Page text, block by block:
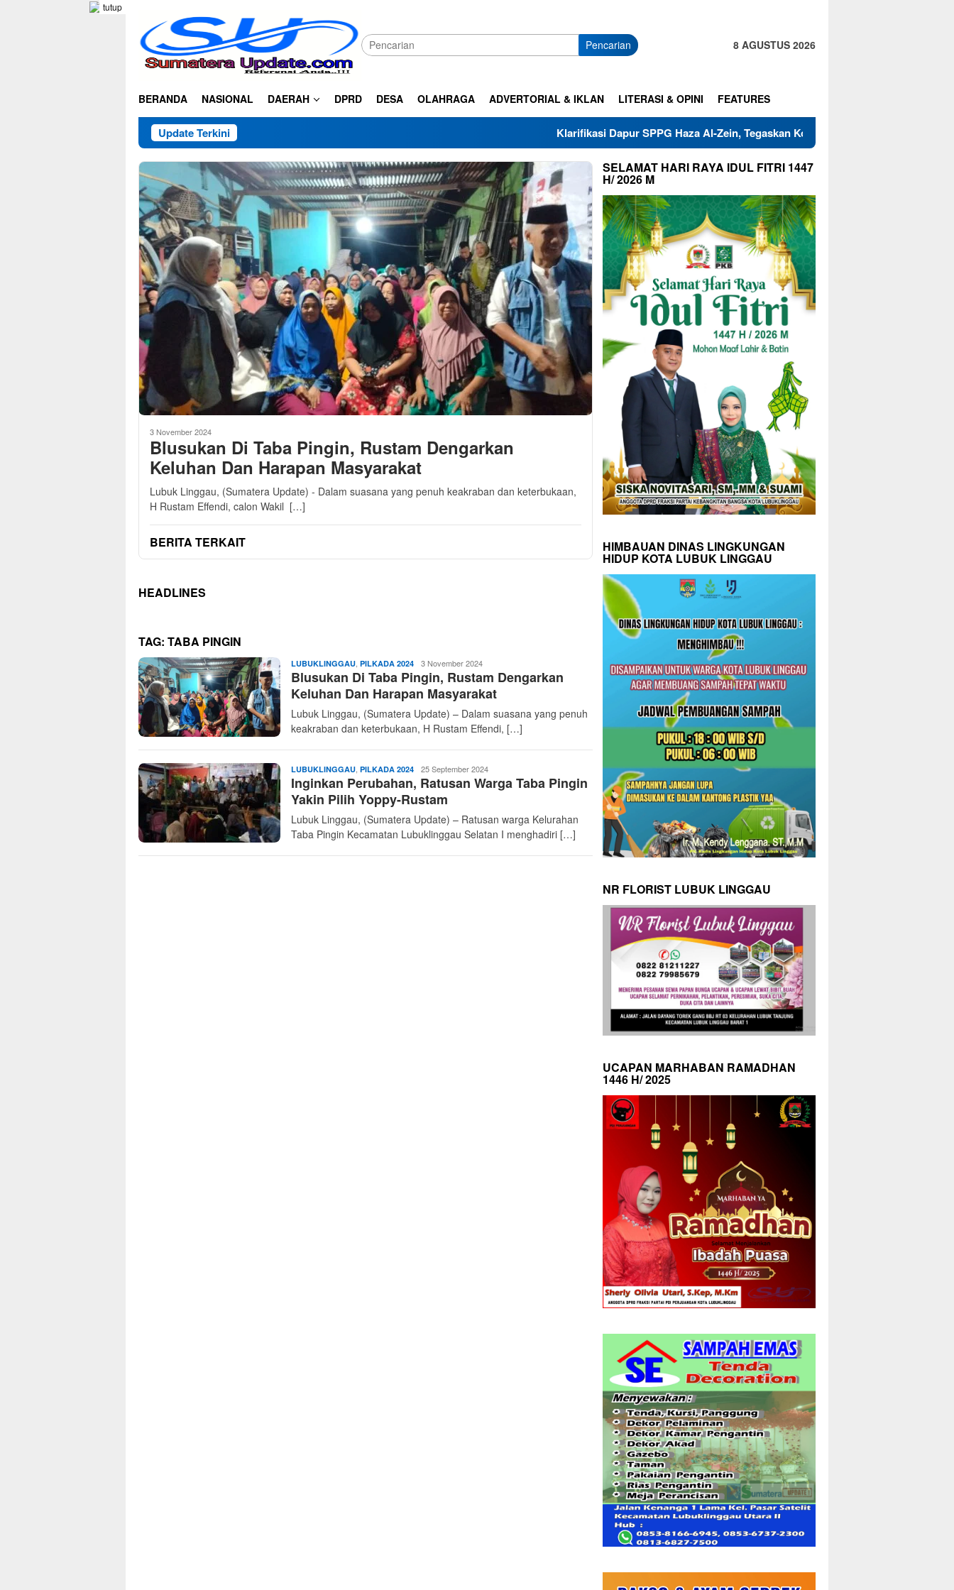
konten
tutup
Pencarian 8 AGUSTUS 2026
BERANDA NASIONAL DAERAH DPRD DESA OLAHRAGA ADVERTORIAL & IKLAN LITERASI & OPINI FEATURES
Update Terkini Klarifikasi Dapur SPPG Haza Al-Zein, Tegaskan Komitmen Jaga Mutu Makanan
3 November 2024
Blusukan Di Taba Pingin, Rustam Dengarkan
Keluhan Dan Harapan Masyarakat
Lubuk Linggau, (Sumatera Update) - Dalam suasana yang penuh keakraban dan keterbukaan,
H Rustam Effendi, calon Wakil […]
BERITA TERKAIT
HEADLINES
TAG: TABA PINGIN
LUBUKLINGGAU PILKADA 2024admin
3 November 2024
Blusukan Di Taba Pingin, Rustam Dengarkan
Keluhan Dan Harapan Masyarakat
Lubuk Linggau, (Sumatera Update) – Dalam suasana yang penuh
keakraban dan keterbukaan, H Rustam Effendi, […]
LUBUKLINGGAU PILKADA 2024admin
25 September 2024
Inginkan Perubahan, Ratusan Warga Taba Pingin
Yakin Pilih Yoppy-Rustam
Lubuk Linggau, (Sumatera Update) – Ratusan warga Kelurahan
Taba Pingin Kecamatan Lubuklinggau Selatan I menghadiri […]
SELAMAT HARI RAYA IDUL FITRI 1447
H/ 2026 M
HIMBAUAN DINAS LINGKUNGAN
HIDUP KOTA LUBUK LINGGAU
NR FLORIST LUBUK LINGGAU
UCAPAN MARHABAN RAMADHAN
1446 H/ 2025